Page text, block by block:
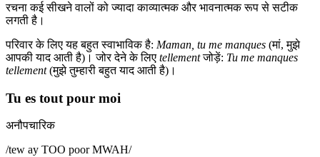
रचना कई सीखने वालों को ज्यादा काव्यात्मक और भावनात्मक रूप से सटीक
लगती है।
परिवार के लिए यह बहुत स्वाभाविक है: Maman, tu me manques (मां, मुझे
आपकी याद आती है)। जोर देने के लिए tellementजोड़ें: Tu me manques
tellement(मुझे तुम्हारी बहुत याद आती है)।
Tu es tout pour moi
अनौपचारिक
/tew ay TOO poor MWAH/